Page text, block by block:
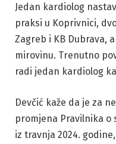
Jedan kardiolog
praksi u Koprivnici,
Zagreb i KB Dubrava,
mirovinu. Trenutno
radi jedan kardiolog
Devčić kaže da je za
promjena Pravilnika o
iz travnja 2024.